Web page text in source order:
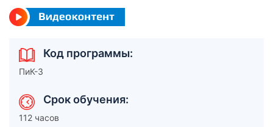
Код программы:
ПиК-3
Срок обучения:
112 часов